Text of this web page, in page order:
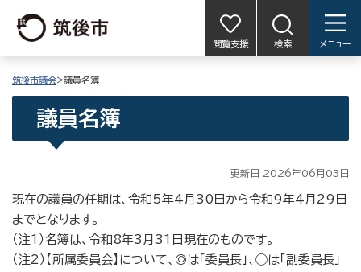
閲覧支援 検索 メニュー
筑後市議会>議員名簿
議員名簿
更新日 2026年06月03日
現在の議員の任期は、令和5年4月30日から令和9年4月29日
までとなります。
（注1）名簿は、令和8年3月31日現在のものです。
（注2）【所属委員会】について、◎は「委員長」、◯は「副委員長」